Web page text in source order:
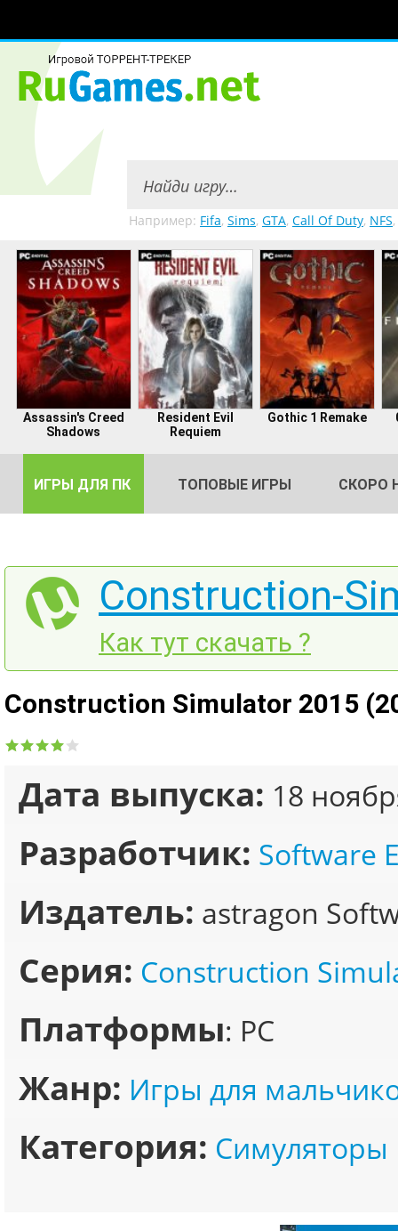
Например: Fifa, Sims, GTA, Call Of Duty, NFS,
Assassin's Creed
Shadows
Resident Evil
Requiem
Gothic 1 Remake
ИГРЫ ДЛЯ ПК ТОПОВЫЕ ИГРЫ СКОРО
Construction-
Как тут скачать ?
Construction Simulator 2015
Дата выпуска: 18
Разработчик: Software
Издатель: astragon
Серия: Construction
Платформы: PC
Жанр: Игры для
Категория: Симуляторы